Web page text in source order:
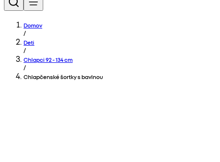
Domov
/
Deti
/
Chlapci 92 - 134 cm
/
Chlapčenské šortky s bavlnou